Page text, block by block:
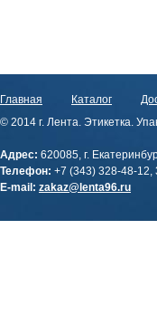
Главная Каталог
© 2014 г. Лента. Этикетка.
Адрес: 620085, г.
Телефон: +7 (343) 328-48-12,
E-mail: zakaz@lenta96.ru